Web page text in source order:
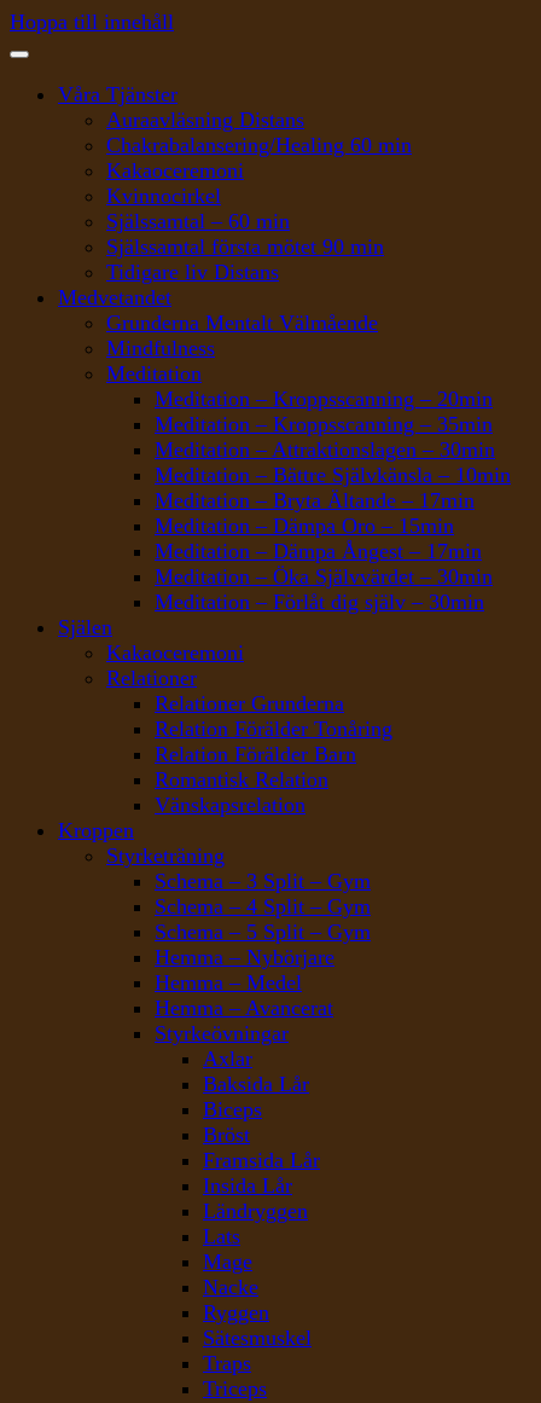
Hoppa till innehåll
Våra Tjänster
Auraavläsning Distans
Chakrabalansering/Healing 60 min
Kakaoceremoni
Kvinnocirkel
Själssamtal – 60 min
Själssamtal första mötet 90 min
Tidigare liv Distans
Medvetandet
Grunderna Mentalt Välmående
Mindfulness
Meditation
Meditation – Kroppsscanning – 20min
Meditation – Kroppsscanning – 35min
Meditation – Attraktionslagen – 30min
Meditation – Bättre Självkänsla – 10min
Meditation – Bryta Ältande – 17min
Meditation – Dämpa Oro – 15min
Meditation – Dämpa Ångest – 17min
Meditation – Öka Självvärdet – 30min
Meditation – Förlåt dig själv – 30min
Själen
Kakaoceremoni
Relationer
Relationer Grunderna
Relation Förälder Tonåring
Relation Förälder Barn
Romantisk Relation
Vänskapsrelation
Kroppen
Styrketräning
Schema – 3 Split – Gym
Schema – 4 Split – Gym
Schema – 5 Split – Gym
Hemma – Nybörjare
Hemma – Medel
Hemma – Avancerat
Styrkeövningar
Axlar
Baksida Lår
Biceps
Bröst
Framsida Lår
Insida Lår
Ländryggen
Lats
Mage
Nacke
Ryggen
Sätesmuskel
Traps
Triceps